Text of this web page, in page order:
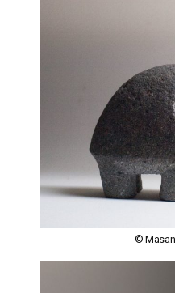
©